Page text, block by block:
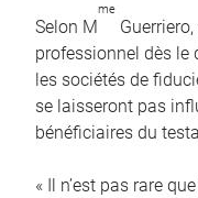
Selon M
me
professionnel dès le
les sociétés de
se laisseront pas
bénéficiaires du
« Il n’est pas rare